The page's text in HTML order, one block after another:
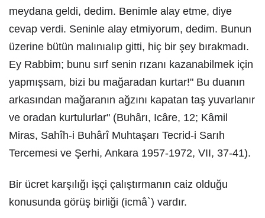
meydana geldi, dedim. Benimle alay etme, diye
cevap verdi. Seninle alay etmiyorum, dedim. Bunun
üzerine bütün malınıalıp gitti, hiç bir şey bırakmadı.
Ey Rabbim; bunu sırf senin rızanı kazanabilmek için
yapmışsam, bizi bu mağaradan kurtar!" Bu duanın
arkasından mağaranın ağzını kapatan taş yuvarlanır
ve oradan kurtulurlar" (Buhârı, Icâre, 12; Kâmil
Miras, Sahîh-i Buhârî Muhtaşarı Tecrid-i Sarıh
Tercemesi ve Şerhi, Ankara 1957-1972, VII, 37-41).
Bir ücret karşılığı işçi çalıştırmanın caiz olduğu
konusunda görüş birliği (icmâ`) vardır.